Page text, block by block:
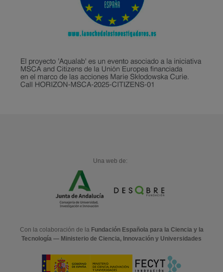
Una web de:
Con la colaboración de la Fundación Española para la Ciencia y la
Tecnología — Ministerio de Ciencia, Innovación y Universidades